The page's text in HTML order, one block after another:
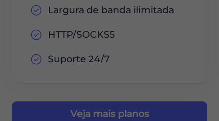
Largura de banda ilimitada
HTTP/SOCKS5
Suporte 24/7
Veja mais planos